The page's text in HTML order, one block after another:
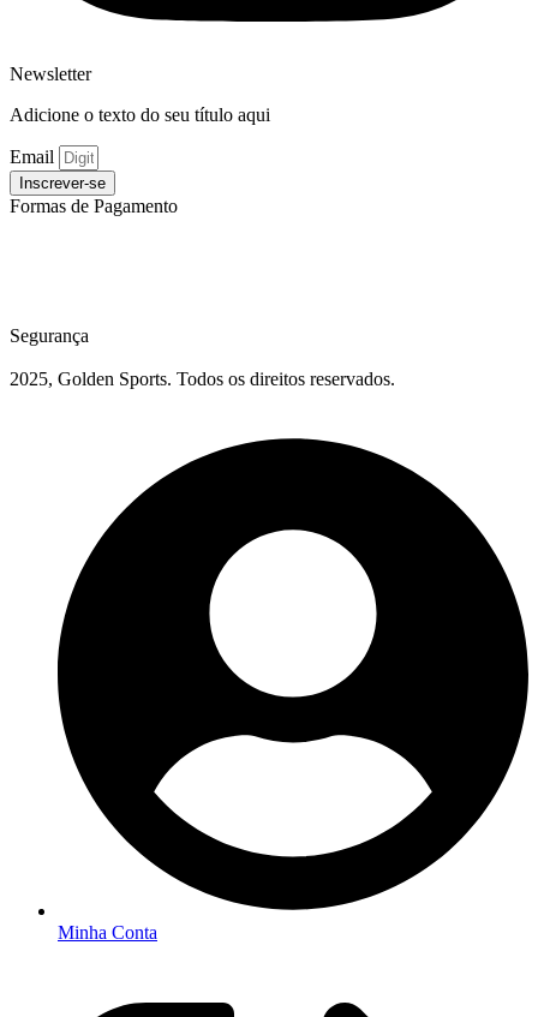
Newsletter
Adicione o texto do seu título aqui
Email
Inscrever-se
Formas de Pagamento
Segurança
2025, Golden Sports. Todos os direitos reservados.
Minha Conta